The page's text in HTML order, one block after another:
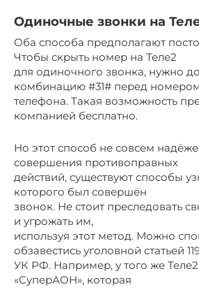
Одиночные звонки на
Оба способа предполагают
Чтобы скрыть номер на Теле2
для одиночного звонка, нужно
комбинацию #31# перед
телефона. Такая возможность
компанией бесплатно.
Но этот способ не совсем
совершения противоправных
действий, существуют способы
которого был совершён
звонок. Не стоит преследовать
и угрожать им,
используя этот метод. Можно
обзавестись уголовной статьей
УК РФ. Например, у того же Теле2
«СуперАОН», которая